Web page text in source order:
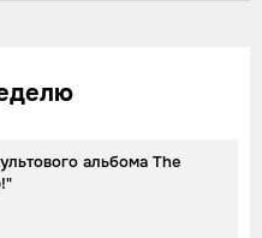
альбома The